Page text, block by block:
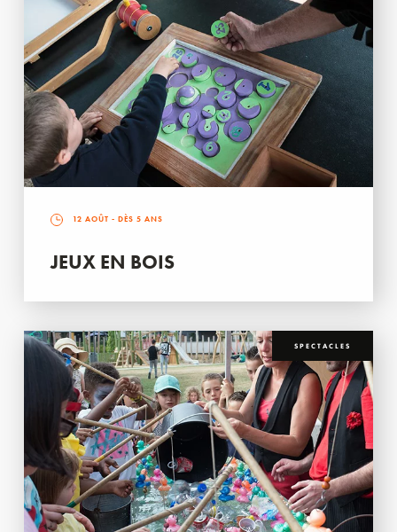
12 AOÛT - DÈS 5 ANS
JEUX EN BOIS
SPECTACLES